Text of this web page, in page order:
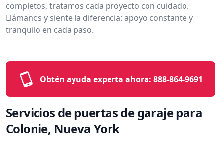
completos, tratamos cada proyecto con cuidado.
Llámanos y siente la diferencia: apoyo constante y
tranquilo en cada paso.
Obtén ayuda experta ahora: 888-864-9691
Servicios de puertas de garaje para
Colonie, Nueva York